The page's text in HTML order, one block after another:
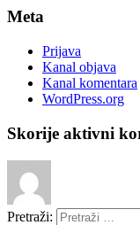
Meta
Prijava
Kanal objava
Kanal komentara
WordPress.org
Skorije aktivni
Pretraži: